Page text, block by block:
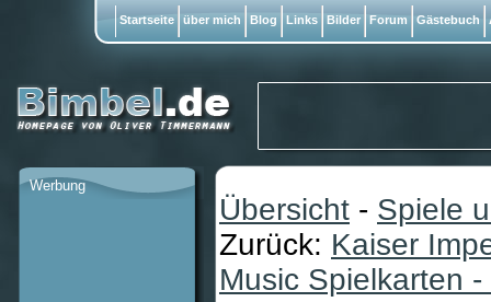
Übersicht - Spiele
Zurück: Kaiser
Music Spielkarten
Werbung
Startseite über mich Blog Links Bilder Forum Gästebuch